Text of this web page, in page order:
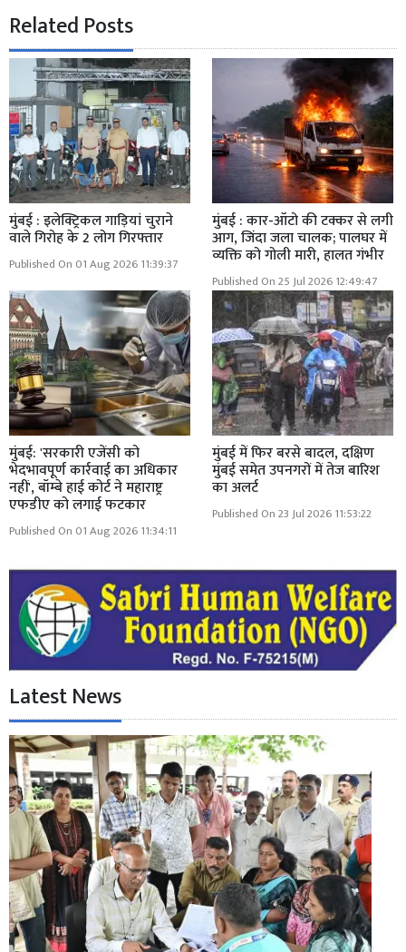
Related Posts
मुंबई : इलेक्ट्रिकल गाड़ियां चुराने
वाले गिरोह के 2 लोग गिरफ्तार
Published On 01 Aug 2026 11:39:37
मुंबई : कार-ऑटो की टक्कर से लगी
आग, जिंदा जला चालक; पालघर में
व्यक्ति को गोली मारी, हालत गंभीर
Published On 25 Jul 2026 12:49:47
मुंबई: 'सरकारी एजेंसी को
भेदभावपूर्ण कार्रवाई का अधिकार
नहीं', बॉम्बे हाई कोर्ट ने महाराष्ट्र
एफडीए को लगाई फटकार
Published On 01 Aug 2026 11:34:11
मुंबई में फिर बरसे बादल, दक्षिण
मुंबई समेत उपनगरों में तेज बारिश
का अलर्ट
Published On 23 Jul 2026 11:53:22
Latest News